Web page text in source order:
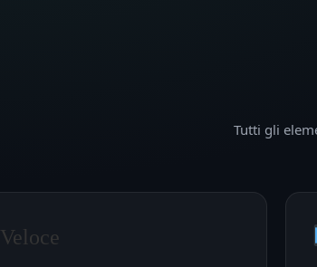
Tutti gli
Veloce